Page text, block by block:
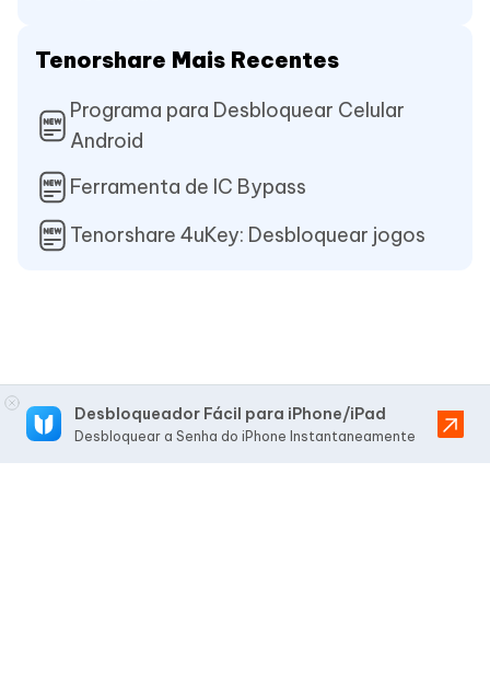
Tenorshare Mais Recentes
Programa para Desbloquear Celular
Android
Ferramenta de IC Bypass
Tenorshare 4uKey: Desbloquear jogos
Desbloqueador Fácil para iPhone/iPad
Desbloquear a Senha do iPhone Instantaneamente